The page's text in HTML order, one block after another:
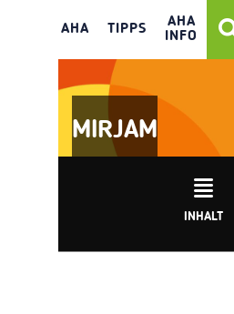
AHA TIPPS
AHA
INFO
MIRJAM
INHALT